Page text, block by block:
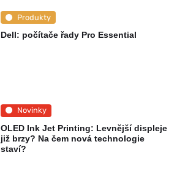
Produkty
Dell: počítače řady Pro Essential
Novinky
OLED Ink Jet Printing: Levnější displeje
již brzy? Na čem nová technologie
staví?